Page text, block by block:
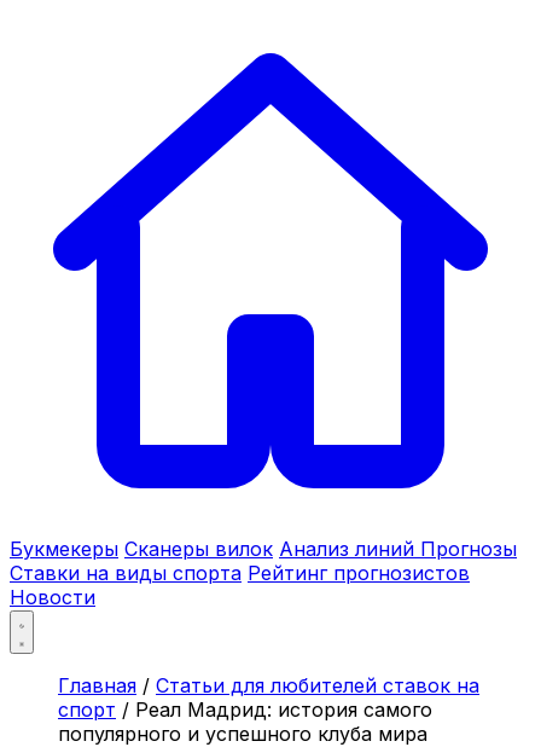
Букмекеры Сканеры вилок Анализ линий Прогнозы
Ставки на виды спорта Рейтинг прогнозистов
Новости
Главная / Статьи для любителей ставок на
спорт / Реал Мадрид: история самого
популярного и успешного клуба мира